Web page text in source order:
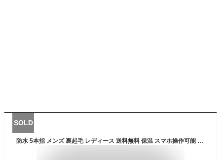
SOLD
防水 5本指 メンズ 裏起毛 レディース 送料無料 保温 スマホ操作可能 スノボ スノボー グローブ 撥水 おしゃれ ウェア 防寒 スキー手袋 作業 落書き 滑り止め 防風 自転車 バイク スノボーグローブ 漁業 ワークマン 暖かい スキー